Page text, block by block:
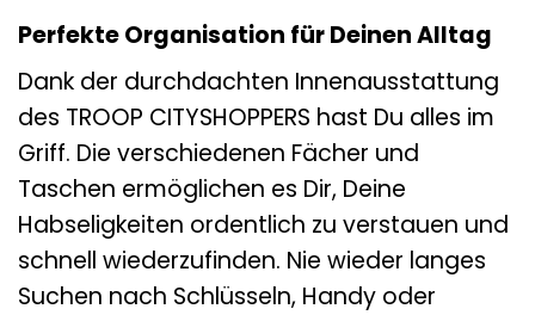
Perfekte Organisation für Deinen Alltag
Dank der durchdachten Innenausstattung
des TROOP CITYSHOPPERS hast Du alles im
Griff. Die verschiedenen Fächer und
Taschen ermöglichen es Dir, Deine
Habseligkeiten ordentlich zu verstauen und
schnell wiederzufinden. Nie wieder langes
Suchen nach Schlüsseln, Handy oder